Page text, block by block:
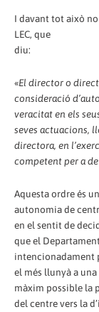
I davant tot això no
LEC, que
diu:
«El director o
consideració
veracitat en els
seves actuacions,
directora, en
competent per a
Aquesta ordre és
autonomia de
en el sentit de
que el
intencionadament
el més llunyà a
màxim possible la
del centre vers la